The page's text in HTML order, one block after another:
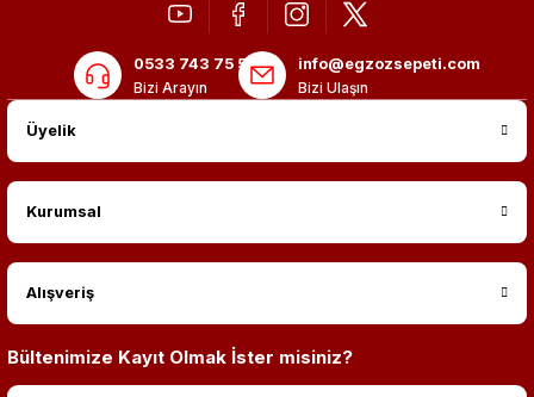
0533 743 75 56
Bizi Arayın
info@egzozsepeti.com
Bizi Ulaşın
Üyelik
Kurumsal
Alışveriş
Bültenimize Kayıt Olmak İster misiniz?